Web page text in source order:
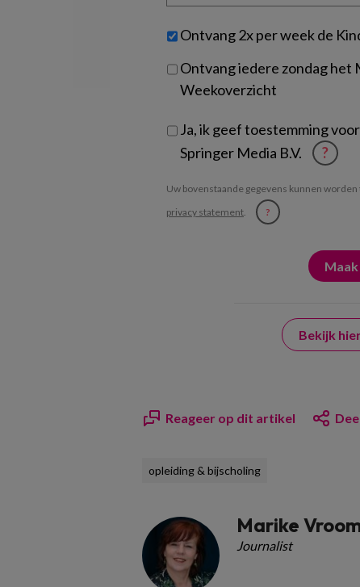
je?
Untitled
Ontvang 2x per week de
Ontvang iedere zondag het
Weekoverzicht
Ja, ik geef toestemming
Springer Media B.V.
?
Uw bovenstaande gegevens kunnen
privacy statement. ?
Bekijk
Reageer op dit artikel
opleiding & bijscholing
Marike
Journalist